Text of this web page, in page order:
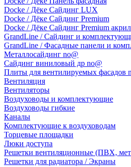
Docke / Дёке Сайдинг LUX
Docke / Дёке Сайдинг Premium
Docke / Дёке Сайдинг Premium
GrandLine / Сайдинг и
GrandLine / Фасадные панели и
Металлосайдинг no@
Сайдинг виниловый др no@
Плиты для вентилируемых фасадов
Вентиляция
Вентиляторы
Воздуховоды и комплектующие
Воздуховоды гибкие
Каналы
Комплектующие к воздуховодам
Торцевые площадки
Люки доступа
Решетки вентиляционные (ПВХ,
Решетки для радиатора / Экраны